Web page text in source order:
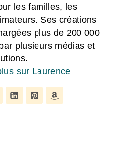
les familles, les
Ses créations
plus de 200 000
plusieurs médias et
sur Laurence